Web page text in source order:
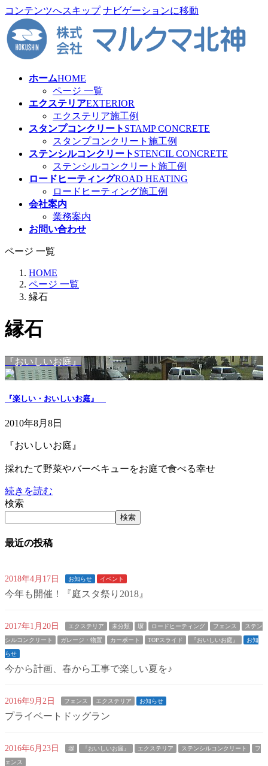
コンテンツへスキップ ナビゲーションに移動
ホームHOME
ページ 一覧
エクステリアEXTERIOR
エクステリア施工例
スタンプコンクリート STAMP CONCRETE
スタンプコンクリート施工例
ステンシルコンクリート STENCIL CONCRETE
ステンシルコンクリート施工例
ロードヒーティングROAD HEATING
ロードヒーティング施工例
会社案内
業務案内
お問い合わせ
ページ 一覧
HOME
ページ 一覧
縁石
縁石
『おいしいお庭』
『楽しい・おいしいお庭』
2010年8月8日
『おいしいお庭』
採れたて野菜やバーベキューをお庭で食べる幸せ
続きを読む
検索
検索
最近の投稿
2018年4月17日 お知らせ イベント
今年も開催！『庭スタ祭り2018』
2017年1月20日 エクステリア 未分類 塀 ロードヒーティング フェンス ステン
シルコンクリート ガレージ・物置 カーポート TOPスライド 『おいしいお庭』 お知
らせ
今から計画、春から工事で楽しい夏を♪
2016年9月2日 フェンス エクステリア お知らせ
プライベートドッグラン
2016年6月23日 塀 『おいしいお庭』 エクステリア ステンシルコンクリート フ
ェンス